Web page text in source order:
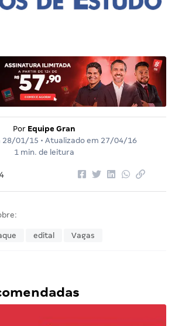
Por Equipe Gran
28/01/15 • Atualizado em 27/04/16
1 min. de leitura
4
edital Vagas